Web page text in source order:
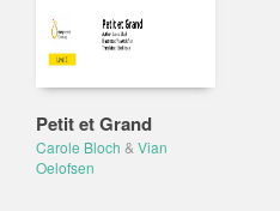
Petit et Grand
Carole Bloch & Vian
Oelofsen